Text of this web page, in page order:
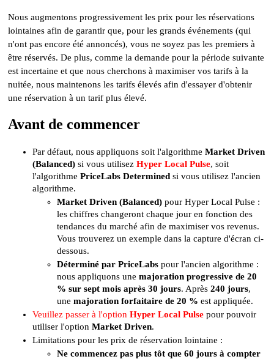
Nous augmentons progressivement les prix pour les réservations
lointaines afin de garantir que, pour les grands événements (qui
n'ont pas encore été annoncés), vous ne soyez pas les premiers à
être réservés. De plus, comme la demande pour la période suivante
est incertaine et que nous cherchons à maximiser vos tarifs à la
nuitée, nous maintenons les tarifs élevés afin d'essayer d'obtenir
une réservation à un tarif plus élevé.
Avant de commencer
Par défaut, nous appliquons soit l'algorithme Market Driven
(Balanced) si vous utilisez Hyper Local Pulse, soit
l'algorithme PriceLabs Determined si vous utilisez l'ancien
algorithme.
Market Driven (Balanced) pour Hyper Local Pulse :
les chiffres changeront chaque jour en fonction des
tendances du marché afin de maximiser vos revenus.
Vous trouverez un exemple dans la capture d'écran ci-
dessous.
Déterminé par PriceLabs pour l'ancien algorithme :
nous appliquons une majoration progressive de 20
% sur sept mois après 30 jours. Après 240 jours,
une majoration forfaitaire de 20 % est appliquée.
Veuillez passer à l'option Hyper Local Pulse pour pouvoir
utiliser l'option Market Driven.
Limitations pour les prix de réservation lointaine :
Ne commencez pas plus tôt que 60 jours à compter